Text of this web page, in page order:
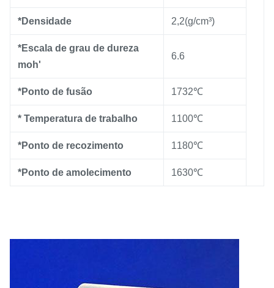
*Densidade 2,2(g/cm³)
*Escala de grau de dureza
moh'
6.6
*Ponto de fusão 1732℃
* Temperatura de trabalho 1100℃
*Ponto de recozimento 1180℃
*Ponto de amolecimento 1630℃